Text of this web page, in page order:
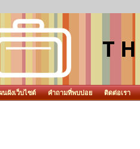
นผังเว็บไซต์ คำถามที่พบบ่อย ติดต่อเรา